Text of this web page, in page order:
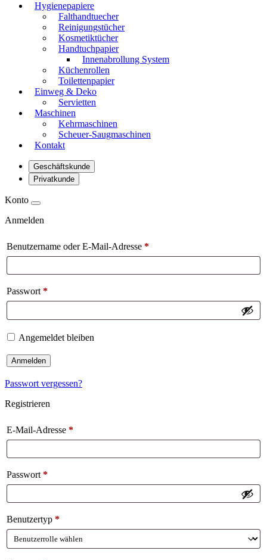
Hygienepapiere
Falthandtuecher
Reinigungstücher
Kosmetiktücher
Handtuchpapier
Innenabrollung System
Küchenrollen
Toilettenpapier
Einweg & Deko
Servietten
Maschinen
Kehrmaschinen
Scheuer-Saugmaschinen
Kontakt
Geschäftskunde
Privatkunde
Konto
Anmelden
Benutzername oder E-Mail-Adresse *
Passwort *
Angemeldet bleiben
Anmelden
Passwort vergessen?
Registrieren
E-Mail-Adresse *
Passwort *
Benutzertyp *